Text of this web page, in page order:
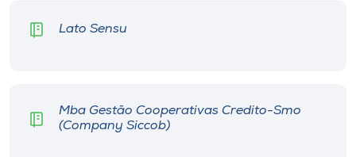
Lato Sensu
Mba Gestão Cooperativas Credito-Smo
(Company Siccob)